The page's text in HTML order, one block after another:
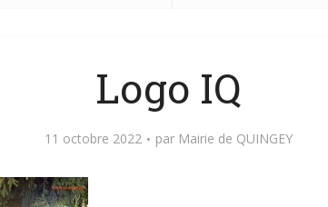
Logo IQ
11 octobre 2022 par Mairie de QUINGEY